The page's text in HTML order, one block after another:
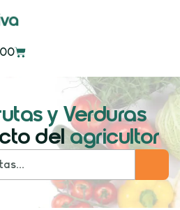
y Verduras
del agricultor